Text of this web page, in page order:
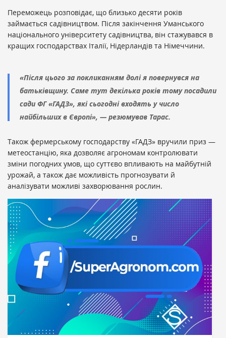
Переможець розповідає, що близько десяти років
займається садівництвом. Після закінчення Уманського
національного університету садівництва, він стажувався в
кращих господарствах Італії, Нідерландів та Німеччини.
«Після цього за покликанням долі я повернувся на
батьківщину. Саме тут декілька років тому посадили
сади ФГ «ГАДЗ», які сьогодні входять у число
найбільших в Європі», — резюмував Тарас.
Також фермерському господарству «ГАДЗ» вручили приз —
метеостанцію, яка дозволяє агрономам контролювати
зміни погодних умов, що суттєво впливають на майбутній
урожай, а також дає можливість прогнозувати й
аналізувати можливі захворювання рослин.